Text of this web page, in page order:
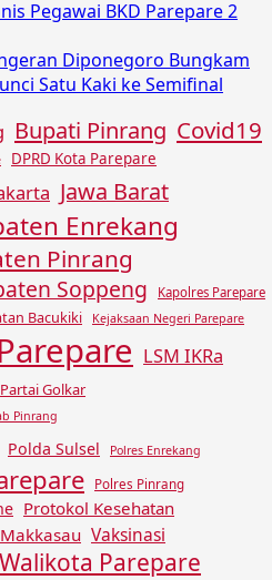
Pegawai BKD Parepare 2
Diponegoro Bungkam
Satu Kaki ke Semifinal
Bupati Pinrang Covid19
DPRD Kota Parepare
Jawa Barat
Enrekang
Pinrang
Soppeng
Kapolres Parepare
Bacukiki Kejaksaan Negeri Parepare
LSM IKRa
Partai Golkar
Pinrang
Polda Sulsel Polres Enrekang
Polres Pinrang
Protokol Kesehatan
Vaksinasi
Walikota Parepare